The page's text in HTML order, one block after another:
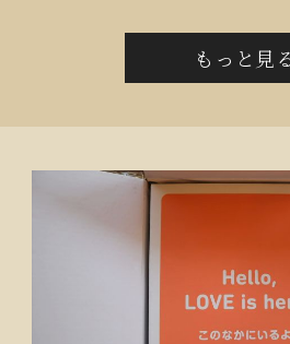
もっと見